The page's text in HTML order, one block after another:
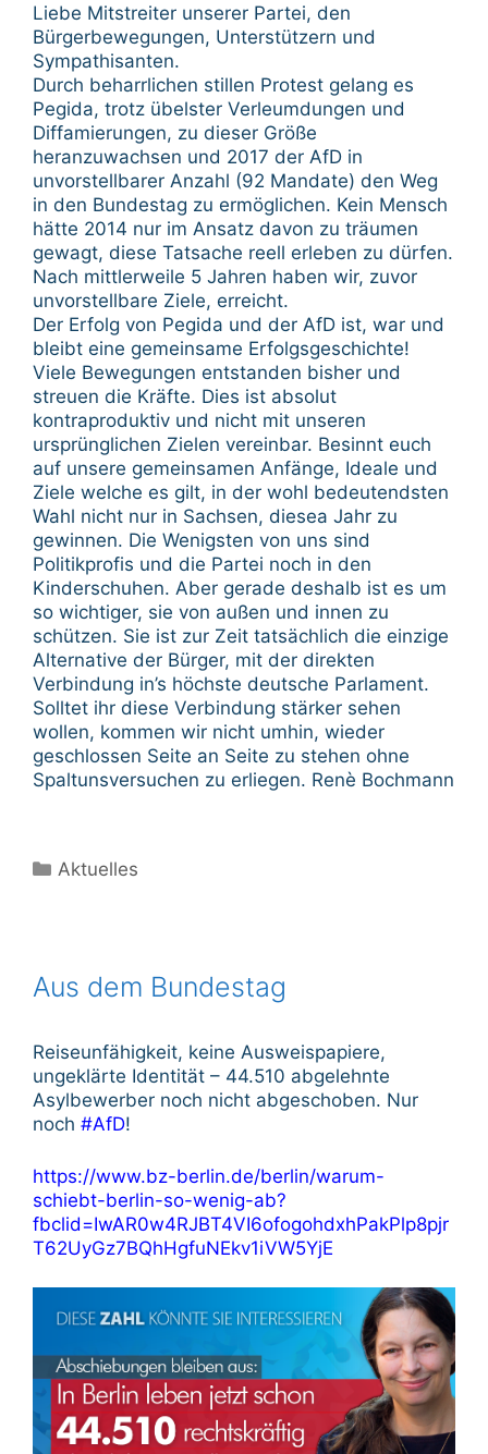
Liebe Mitstreiter unserer Partei, den
Bürgerbewegungen, Unterstützern und
Sympathisanten.
Durch beharrlichen stillen Protest gelang es
Pegida, trotz übelster Verleumdungen und
Diffamierungen, zu dieser Größe
heranzuwachsen und 2017 der AfD in
unvorstellbarer Anzahl (92 Mandate) den Weg
in den Bundestag zu ermöglichen. Kein Mensch
hätte 2014 nur im Ansatz davon zu träumen
gewagt, diese Tatsache reell erleben zu dürfen.
Nach mittlerweile 5 Jahren haben wir, zuvor
unvorstellbare Ziele, erreicht.
Der Erfolg von Pegida und der AfD ist, war und
bleibt eine gemeinsame Erfolgsgeschichte!
Viele Bewegungen entstanden bisher und
streuen die Kräfte. Dies ist absolut
kontraproduktiv und nicht mit unseren
ursprünglichen Zielen vereinbar. Besinnt euch
auf unsere gemeinsamen Anfänge, Ideale und
Ziele welche es gilt, in der wohl bedeutendsten
Wahl nicht nur in Sachsen, diesea Jahr zu
gewinnen. Die Wenigsten von uns sind
Politikprofis und die Partei noch in den
Kinderschuhen. Aber gerade deshalb ist es um
so wichtiger, sie von außen und innen zu
schützen. Sie ist zur Zeit tatsächlich die einzige
Alternative der Bürger, mit der direkten
Verbindung in’s höchste deutsche Parlament.
Solltet ihr diese Verbindung stärker sehen
wollen, kommen wir nicht umhin, wieder
geschlossen Seite an Seite zu stehen ohne
Spaltunsversuchen zu erliegen. Renè Bochmann
Kategorien
Aktuelles
Aus dem Bundestag
Reiseunfähigkeit, keine Ausweispapiere,
ungeklärte Identität – 44.510 abgelehnte
Asylbewerber noch nicht abgeschoben. Nur
noch #AfD!
https://www.bz-berlin.de/berlin/warum-
schiebt-berlin-so-wenig-ab?
fbclid=IwAR0w4RJBT4VI6ofogohdxhPakPlp8pjr
T62UyGz7BQhHgfuNEkv1iVW5YjE